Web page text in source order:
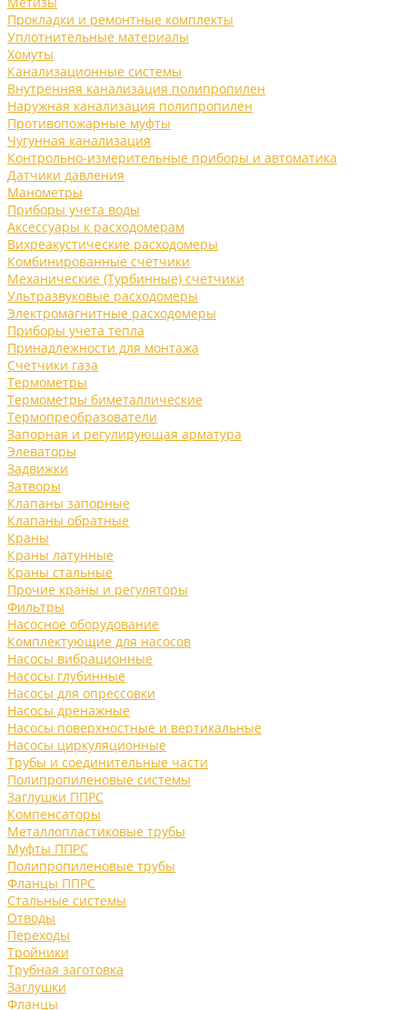
Прокладки и ремонтные комплекты
Уплотнительные материалы
Хомуты
Канализационные системы
Внутренняя канализация полипропилен
Наружная канализация полипропилен
Противопожарные муфты
Чугунная канализация
Контрольно-измерительные приборы и автоматика
Датчики давления
Манометры
Приборы учета воды
Аксессуары к расходомерам
Вихреакустические расходомеры
Комбинированные счетчики
Механические (Турбинные) счетчики
Ультразвуковые расходомеры
Электромагнитные расходомеры
Приборы учета тепла
Принадлежности для монтажа
Счетчики газа
Термометры
Термометры биметаллические
Термопреобразователи
Запорная и регулирующая арматура
Элеваторы
Задвижки
Затворы
Клапаны запорные
Клапаны обратные
Краны
Краны латунные
Краны стальные
Прочие краны и регуляторы
Фильтры
Насосное оборудование
Комплектующие для насосов
Насосы вибрационные
Насосы глубинные
Насосы для опрессовки
Насосы дренажные
Насосы поверхностные и вертикальные
Насосы циркуляционные
Трубы и соединительные части
Полипропиленовые системы
Заглушки ППРС
Компенсаторы
Металлопластиковые трубы
Муфты ППРС
Полипропиленовые трубы
Фланцы ППРС
Стальные системы
Отводы
Переходы
Тройники
Трубная заготовка
Заглушки
Фланцы